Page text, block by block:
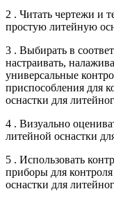
2 . Читать чертежи и
простую литейную
3 . Выбирать в
настраивать,
универсальные
приспособления для
оснастки для
4 . Визуально
литейной оснастки
5 . Использовать
приборы для
оснастки для